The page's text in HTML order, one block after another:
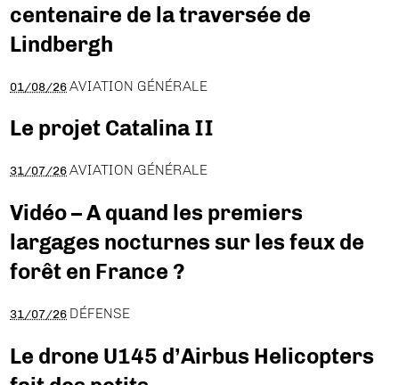
centenaire de la traversée de
Lindbergh
01/08/26 AVIATION GÉNÉRALE
Le projet Catalina II
31/07/26 AVIATION GÉNÉRALE
Vidéo – A quand les premiers
largages nocturnes sur les feux de
forêt en France ?
31/07/26 DÉFENSE
Le drone U145 d’Airbus Helicopters